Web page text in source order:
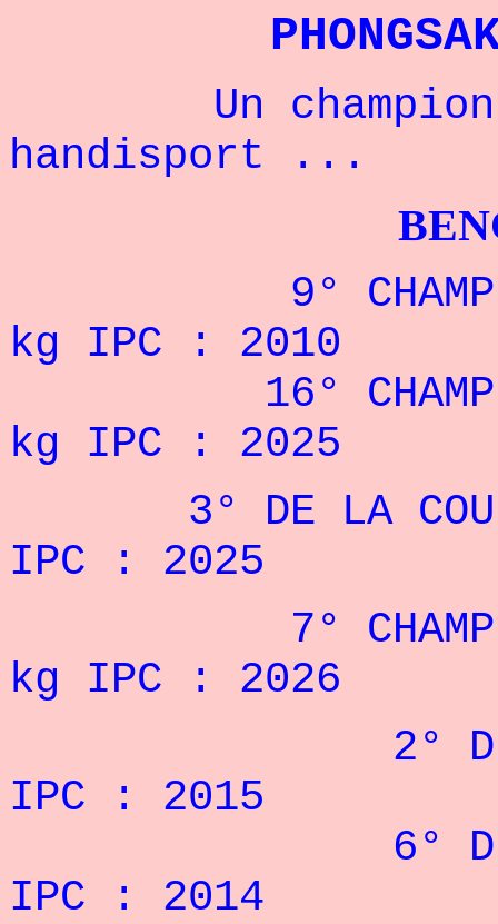
Un champion
handisport ...
9°
kg IPC : 2010
16°
kg IPC : 2025
3° DE LA
IPC : 2025
7°
kg IPC : 2026
2° DES
IPC : 2015
6° DES
IPC : 2014